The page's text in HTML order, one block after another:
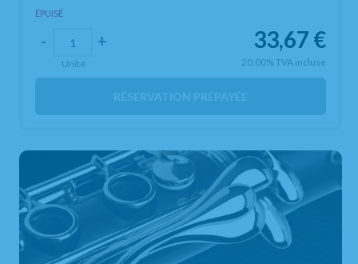
ÉPUISÉ
33,67 €
20.00%TVA incluse
- +
Unité
RÉSERVATION PRÉPAYÉE